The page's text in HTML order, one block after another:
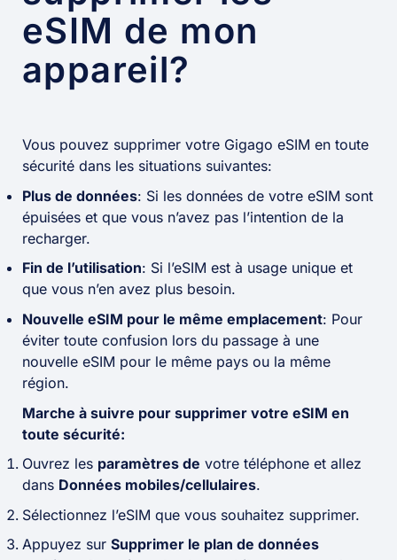
eSIM de mon
appareil?
Vous pouvez supprimer votre Gigago eSIM en toute
sécurité dans les situations suivantes:
Plus de données: Si les données de votre eSIM sont
épuisées et que vous n’avez pas l’intention de la
recharger.
Fin de l’utilisation: Si l’eSIM est à usage unique et
que vous n’en avez plus besoin.
Nouvelle eSIM pour le même emplacement: Pour
éviter toute confusion lors du passage à une
nouvelle eSIM pour le même pays ou la même
région.
Marche à suivre pour supprimer votre eSIM en
toute sécurité:
Ouvrez les paramètres de votre téléphone et allez
dans Données mobiles/cellulaires.
Sélectionnez l’eSIM que vous souhaitez supprimer.
Appuyez sur Supprimer le plan de données